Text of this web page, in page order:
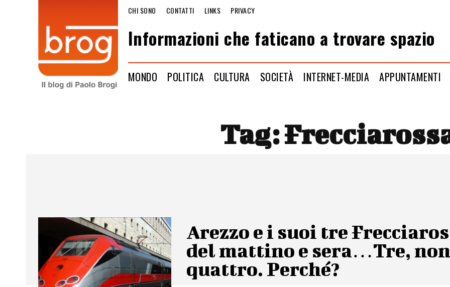
CHI SONO CONTATTI LINKS PRIVACY
Informazioni che faticano a trovare spazio
MONDO POLITICA CULTURA SOCIETÀ INTERNET-MEDIA APPUNTAMENTI
Tag:
Arezzo e i suoi tre
del mattino e sera…Tre, non
quattro. Perché?